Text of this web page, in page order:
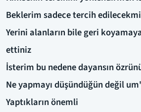
Beklerim sadece tercih
Yerini alanların bile geri
ettiniz
İsterim bu nedene dayansın
Ne yapmayı düşündüğün değil
Yaptıkların önemli